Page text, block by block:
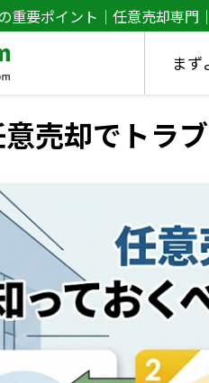
重要ポイント｜任意売却専門
まず
売却でトラ